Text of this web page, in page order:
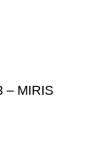
– MIRIS